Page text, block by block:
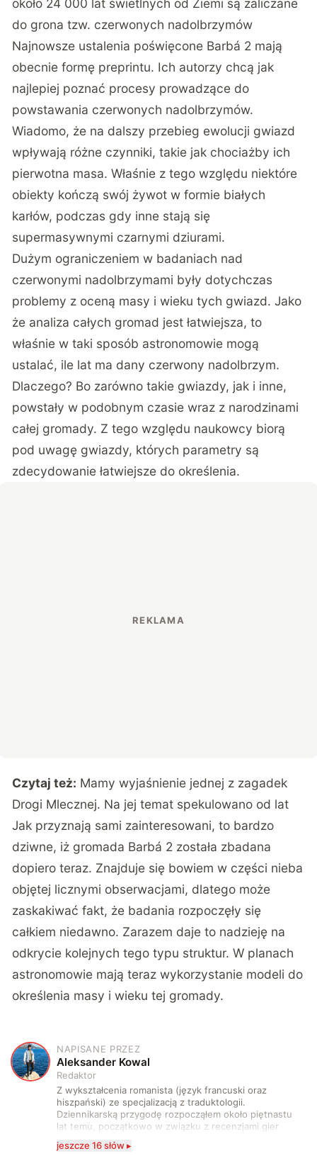
około 24 000 lat świetlnych od Ziemi są zaliczane
do grona tzw. czerwonych nadolbrzymów
Najnowsze ustalenia poświęcone Barbá 2 mają
obecnie formę preprintu. Ich autorzy chcą jak
najlepiej poznać procesy prowadzące do
powstawania czerwonych nadolbrzymów.
Wiadomo, że na dalszy przebieg ewolucji gwiazd
wpływają różne czynniki, takie jak chociażby ich
pierwotna masa. Właśnie z tego względu niektóre
obiekty kończą swój żywot w formie białych
karłów, podczas gdy inne stają się
supermasywnymi czarnymi dziurami.
Dużym ograniczeniem w badaniach nad
czerwonymi nadolbrzymami były dotychczas
problemy z oceną masy i wieku tych gwiazd. Jako
że analiza całych gromad jest łatwiejsza, to
właśnie w taki sposób astronomowie mogą
ustalać, ile lat ma dany czerwony nadolbrzym.
Dlaczego? Bo zarówno takie gwiazdy, jak i inne,
powstały w podobnym czasie wraz z narodzinami
całej gromady. Z tego względu naukowcy biorą
pod uwagę gwiazdy, których parametry są
zdecydowanie łatwiejsze do określenia.
Czytaj też: Mamy wyjaśnienie jednej z zagadek
Drogi Mlecznej. Na jej temat spekulowano od lat
Jak przyznają sami zainteresowani, to bardzo
dziwne, iż gromada Barbá 2 została zbadana
dopiero teraz. Znajduje się bowiem w części nieba
objętej licznymi obserwacjami, dlatego może
zaskakiwać fakt, że badania rozpoczęły się
całkiem niedawno. Zarazem daje to nadzieję na
odkrycie kolejnych tego typu struktur. W planach
astronomowie mają teraz wykorzystanie modeli do
określenia masy i wieku tej gromady.
A
NAPISANE PRZEZ
Aleksander Kowal
Redaktor
Z wykształcenia romanista (język francuski oraz
hiszpański) ze specjalizacją z traduktologii.
Dziennikarską przygodę rozpocząłem około piętnastu
lat temu, początkowo w związku z recenzjami gier
komputerowych i filmów. Obecnie publikuję
zdecydowanie częściej na tematy związane z nauką
jeszcze 16 słów ▸